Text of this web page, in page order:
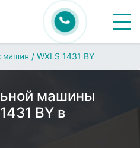
машин / WXLS 1431 BY
машины
BY в